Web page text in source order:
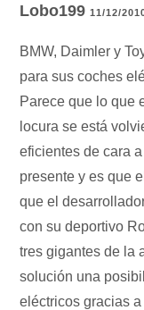
Lobo19911/12/
BMW, Daimler y
para sus coches
Parece que lo que
locura se está
eficientes de cara
presente y es que
que el
con su deportivo
tres gigantes de la
solución una
eléctricos gracias